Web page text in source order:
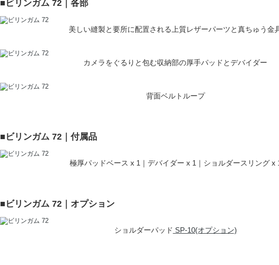
■ビリンガム 72｜各部
美しい縫製と要所に配置される上質レザーパーツと真ちゅう金
カメラをぐるりと包む収納部の厚手パッドとデバイダー
背面ベルトループ
■ビリンガム 72｜付属品
極厚パッドベース x 1｜デバイダー x 1｜ショルダースリング x
■ビリンガム 72｜オプション
ショルダーパッド SP-10(オプション)